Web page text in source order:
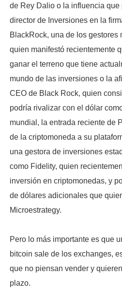
de Rey Dalio o la influencia que
director de Inversiones en la
BlackRock, una de los gestores
quien manifestó recientemente
ganar el terreno que tiene
mundo de las inversiones o la
CEO de Black Rock, quien
podría rivalizar con el dólar
mundial, la entrada reciente de
de la criptomoneda a su
una gestora de inversiones
como Fidelity, quien
inversión en criptomonedas, y
de dólares adicionales que
Microestrategy.
Pero lo más importante es que
bitcoin sale de los exchanges,
que no piensan vender y
plazo.